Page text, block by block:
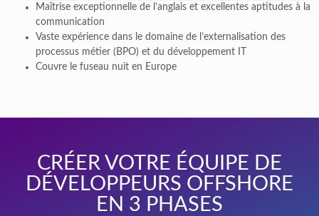
Maîtrise exceptionnelle de l’anglais et excellentes aptitudes à la
communication
Vaste expérience dans le domaine de l’externalisation des
processus métier (BPO) et du développement IT
Couvre le fuseau nuit en Europe
CRÉER VOTRE ÉQUIPE DE
DÉVELOPPEURS OFFSHORE
EN 3 PHASES